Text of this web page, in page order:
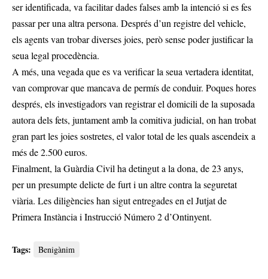
ser identificada, va facilitar dades falses amb la intenció si es fes
passar per una altra persona. Després d’un registre del vehicle,
els agents van trobar diverses joies, però sense poder justificar la
seua legal procedència.
A més, una vegada que es va verificar la seua vertadera identitat,
van comprovar que mancava de permís de conduir. Poques hores
després, els investigadors van registrar el domicili de la suposada
autora dels fets, juntament amb la comitiva judicial, on han trobat
gran part les joies sostretes, el valor total de les quals ascendeix a
més de 2.500 euros.
Finalment, la Guàrdia Civil ha detingut a la dona, de 23 anys,
per un presumpte delicte de furt i un altre contra la seguretat
viària. Les diligències han sigut entregades en el Jutjat de
Primera Instància i Instrucció Número 2 d’Ontinyent.
Tags: Benigànim